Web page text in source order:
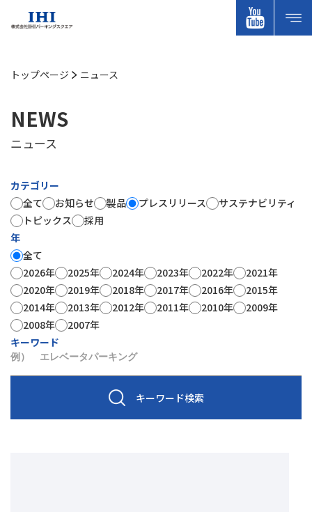
トップページ ニュース
NEWS
ニュース
カテゴリー
全て
お知らせ 製品 プレスリリース
サステナビリティ
トピックス
採用
年
全て
2026年
2025年 2024年 2023年 2022年
2021年
2020年
2019年 2018年 2017年 2016年
2015年
2014年
2013年 2012年 2011年 2010年
2009年
2008年
2007年
キーワード
キーワード検索